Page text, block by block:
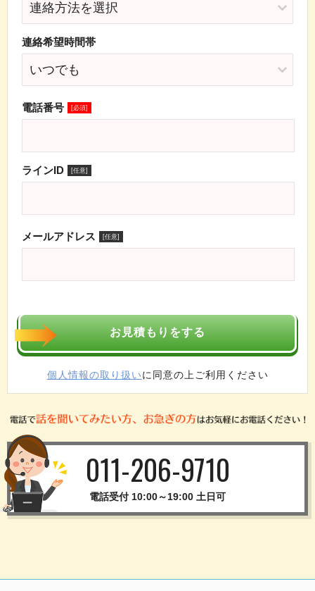
連絡希望時間帯
電話番号 [必須]
ラインID [任意]
メールアドレス [任意]
個人情報の取り扱いに同意の上ご利用ください
011-206-9710
電話受付 10:00～19:00 土日可